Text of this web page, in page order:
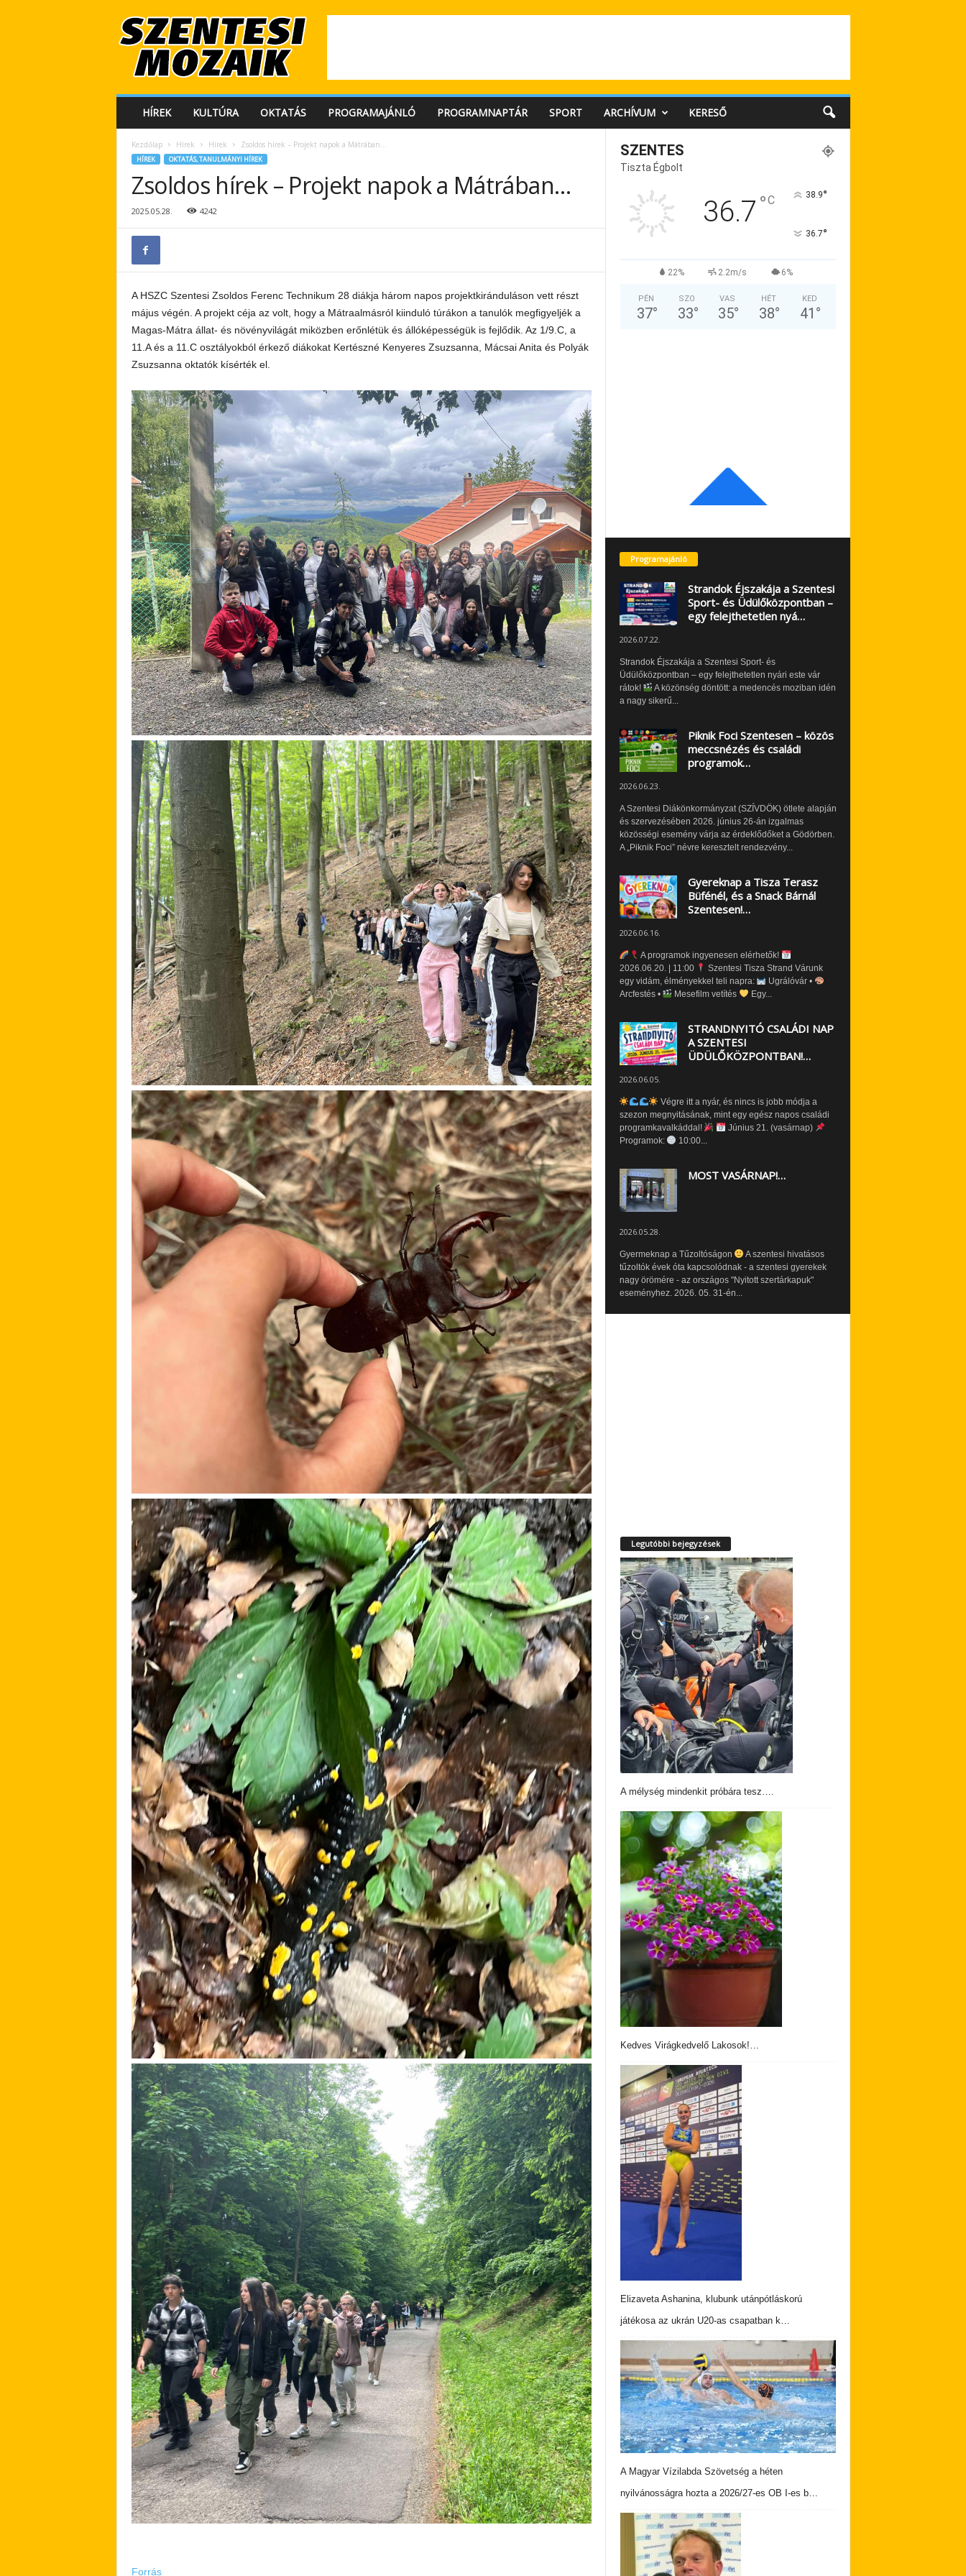
e
HÍREK KULTÚRA OKTATÁS PROGRAMAJÁNLÓ PROGRAMNAPTÁR SPORT ARCHÍVUM KERESŐ
Kezdőlap Hírek Hírek Zsoldos hírek – Projekt napok a Mátrában…
HÍREK OKTATÁS, TANULMÁNYI HÍREK
Zsoldos hírek – Projekt napok a Mátrában…
2025.05.28. 4242
A HSZC Szentesi Zsoldos Ferenc Technikum 28 diákja három napos projektkiránduláson vett részt
május végén. A projekt céja az volt, hogy a Mátraalmásról kiinduló túrákon a tanulók megfigyeljék a
Magas-Mátra állat- és növényvilágát miközben erőnlétük és állóképességük is fejlődik. Az 1/9.C, a
11.A és a 11.C osztályokból érkező diákokat Kertészné Kenyeres Zsuzsanna, Mácsai Anita és Polyák
Zsuzsanna oktatók kísérték el.
Forrás
SZENTES
Tiszta Égbolt
36.7 °C 38.9°
36.7°
22% 2.2m/s 6%
PÉN
37°
SZO
33°
VAS
35°
HÉT
38°
KED
41 °
Programajánló
Strandok Éjszakája a Szentesi
Sport- és Üdülőközpontban –
egy felejthetetlen nyá…
2026.07.22.
Strandok Éjszakája a Szentesi Sport- és
Üdülőközpontban – egy felejthetetlen nyári este vár
rátok!
A közönség döntött: a medencés moziban idén
a nagy sikerű...
Piknik Foci Szentesen – közös
meccsnézés és családi
programok…
2026.06.23.
A Szentesi Diákönkormányzat (SZÍVDÖK) ötlete alapján
és szervezésében 2026. június 26-án izgalmas
közösségi esemény várja az érdeklődőket a Gödörben.
A „Piknik Foci” névre keresztelt rendezvény...
Gyereknap a Tisza Terasz
Büfénél, és a Snack Bárnál
Szentesen!…
2026.06.16.
A programok ingyenesen elérhetők!
2026.06.20. | 11:00
Szentesi Tisza Strand Várunk
egy vidám, élményekkel teli napra:
Ugrálóvár •
Arcfestés •
Mesefilm vetítés Egy...
STRANDNYITÓ CSALÁDI NAP
A SZENTESI
ÜDÜLŐKÖZPONTBAN!…
2026.06.05.
Végre itt a nyár, és nincs is jobb módja a
szezon megnyitásának, mint egy egész napos családi
programkavalkáddal!
Június 21. (vasárnap)
Programok:
10:00...
MOST VASÁRNAP!…
2026.05.28.
Gyermeknap a Tűzoltóságon
A szentesi hivatásos
tűzoltók évek óta kapcsolódnak - a szentesi gyerekek
nagy örömére - az országos "Nyitott szertárkapuk"
eseményhez. 2026. 05. 31-én...
Legutóbbi bejegyzések
A mélység mindenkit próbára tesz….
Kedves Virágkedvelő Lakosok!…
Elizaveta Ashanina, klubunk utánpótláskorú
játékosa az ukrán U20-as csapatban k…
A Magyar Vízilabda Szövetség a héten
nyilvánosságra hozta a 2026/27-es OB I-es b…